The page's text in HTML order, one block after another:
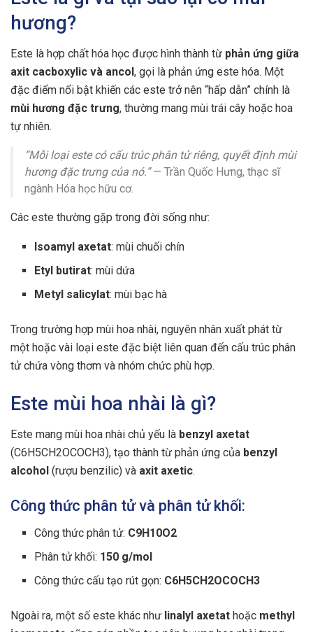
hương?
Este là hợp chất hóa học được hình thành từ phản ứng giữa
axit cacboxylic và ancol , gọi là phản ứng este hóa. Một
đặc điểm nổi bật khiến các este trở nên “hấp dẫn” chính là
mùi hương đặc trưng, thường mang mùi trái cây hoặc hoa
tự nhiên.
“Mỗi loại este có cấu trúc phân tử riêng, quyết định mùi
hương đặc trưng của nó.”— Trần Quốc Hưng, thạc sĩ
ngành Hóa học hữu cơ.
Các este thường gặp trong đời sống như:
Isoamyl axetat: mùi chuối chín
Etyl butirat: mùi dứa
Metyl salicylat: mùi bạc hà
Trong trường hợp mùi hoa nhài, nguyên nhân xuất phát từ
một hoặc vài loại este đặc biệt liên quan đến cấu trúc phân
tử chứa vòng thơm và nhóm chức phù hợp.
Este mùi hoa nhài là gì?
Este mang mùi hoa nhài chủ yếu là benzyl axetat
(C6H5CH2OCOCH3), tạo thành từ phản ứng của benzyl
alcohol (rượu benzilic) và axit axetic.
Công thức phân tử và phân tử khối:
Công thức phân tử: C9H10O2
Phân tử khối: 150 g/mol
Công thức cấu tạo rút gọn: C6H5CH2OCOCH3
Ngoài ra, một số este khác như linalyl axetat hoặc methyl